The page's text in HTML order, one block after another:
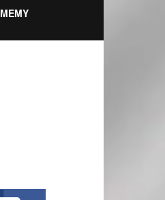
MEMY